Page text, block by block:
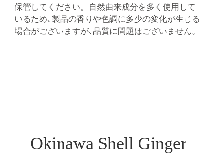
保管してください。自然由来成分を多く使用して
いるため､製品の香りや色調に多少の変化が生じる
場合がございますが､品質に問題はございません。
Okinawa Shell Ginger